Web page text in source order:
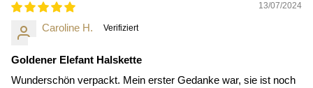
13/07/2024
Caroline H.
Goldener Elefant Halskette
Wunderschön verpackt. Mein erster Gedanke war, sie ist noch